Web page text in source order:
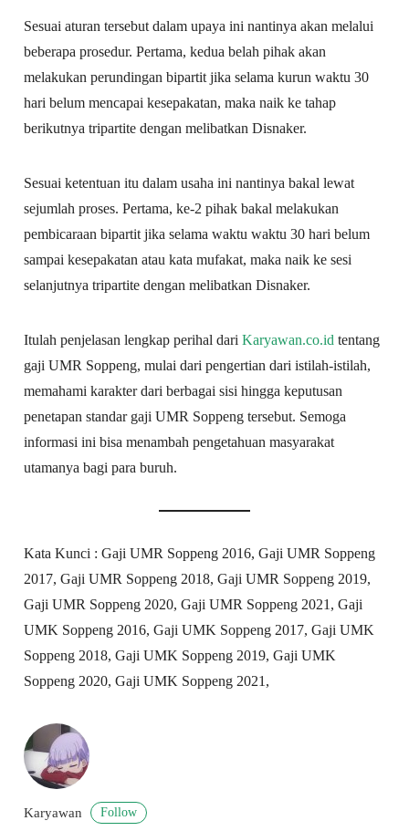
Sesuai aturan tersebut dalam upaya ini nantinya akan melalui
beberapa prosedur. Pertama, kedua belah pihak akan
melakukan perundingan bipartit jika selama kurun waktu 30
hari belum mencapai kesepakatan, maka naik ke tahap
berikutnya tripartite dengan melibatkan Disnaker.
Sesuai ketentuan itu dalam usaha ini nantinya bakal lewat
sejumlah proses. Pertama, ke-2 pihak bakal melakukan
pembicaraan bipartit jika selama waktu waktu 30 hari belum
sampai kesepakatan atau kata mufakat, maka naik ke sesi
selanjutnya tripartite dengan melibatkan Disnaker.
Itulah penjelasan lengkap perihal dariKaryawan.co.id tentang
gaji UMR Soppeng, mulai dari pengertian dari istilah-istilah,
memahami karakter dari berbagai sisi hingga keputusan
penetapan standar gaji UMR Soppeng tersebut. Semoga
informasi ini bisa menambah pengetahuan masyarakat
utamanya bagi para buruh.
Kata Kunci : Gaji UMR Soppeng 2016, Gaji UMR Soppeng
2017, Gaji UMR Soppeng 2018, Gaji UMR Soppeng 2019,
Gaji UMR Soppeng 2020, Gaji UMR Soppeng 2021, Gaji
UMK Soppeng 2016, Gaji UMK Soppeng 2017, Gaji UMK
Soppeng 2018, Gaji UMK Soppeng 2019, Gaji UMK
Soppeng 2020, Gaji UMK Soppeng 2021,
Karyawan Follow